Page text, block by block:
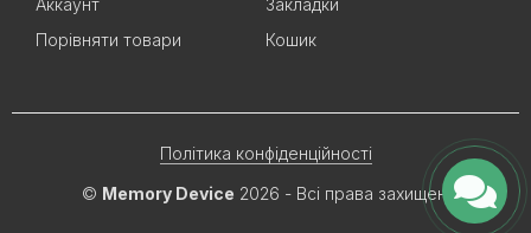
Аккаунт
Закладки
Порівняти товари
Кошик
© Memory Device 2026 - Всі права захищені
Політика конфіденційності